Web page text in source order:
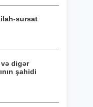
sursat
digər
şahidi